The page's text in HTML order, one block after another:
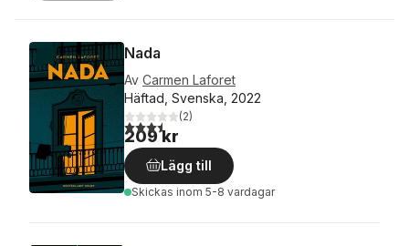
Nada
Av Carmen Laforet
Häftad, Svenska, 2022
3,5utav 5 stjärnor. Totalt antal röster:
(2)
209 kr
Lägg till
Skickas inom 5-8 vardagar